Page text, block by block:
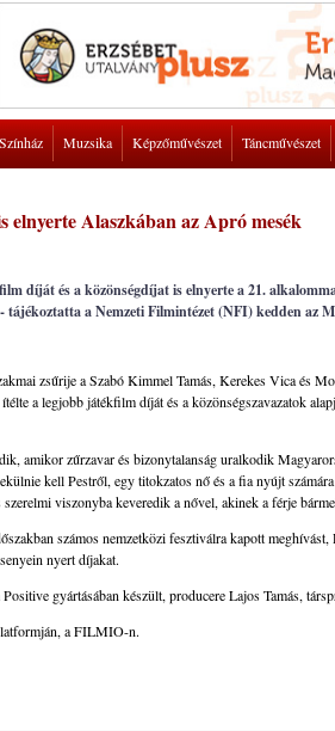
Színház Muzsika Képzőművészet Táncművészet
elnyerte Alaszkában az Apró mesék
díját és a közönségdíjat is elnyerte a 21.
a Nemzeti Filmintézet (NFI) kedden az
zsűrije a Szabó Kimmel Tamás, Kerekes Vica és
a legjobb játékfilm díját és a közönségszavazatok
amikor zűrzavar és bizonytalanság uralkodik
kell Pestről, egy titokzatos nő és a fia nyújt
viszonyba keveredik a nővel, akinek a férje
számos nemzetközi fesztiválra kapott
nyert díjakat.
gyártásában készült, producere Lajos Tamás,
a FILMIO-n.